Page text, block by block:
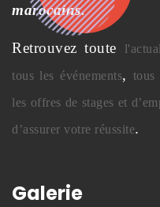
marocains.
Retrouvez toute
tous les événements, tous
les offres de stages et
d’assurer votre réussite.
Galerie